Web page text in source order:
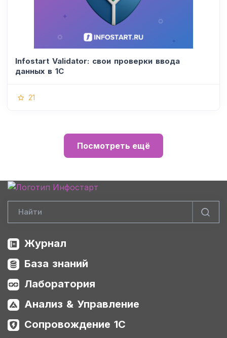
Infostart Validator: свои проверки ввода
данных в 1С
21
Посмотреть ещё
Журнал
База знаний
Лаборатория
Анализ & Управление
Сопровождение 1С